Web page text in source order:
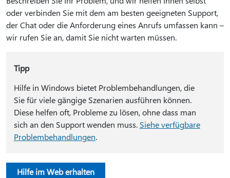
oder verbinden Sie mit dem am besten geeigneten Support,
der Chat oder die Anforderung eines Anrufs umfassen kann –
wir rufen Sie an, damit Sie nicht warten müssen.
Tipp
Hilfe in Windows bietet Problembehandlungen, die
Sie für viele gängige Szenarien ausführen können.
Diese helfen oft, Probleme zu lösen, ohne dass man
sich an den Support wenden muss. Siehe verfügbare
Problembehandlungen.
Hilfe im Web erhalten